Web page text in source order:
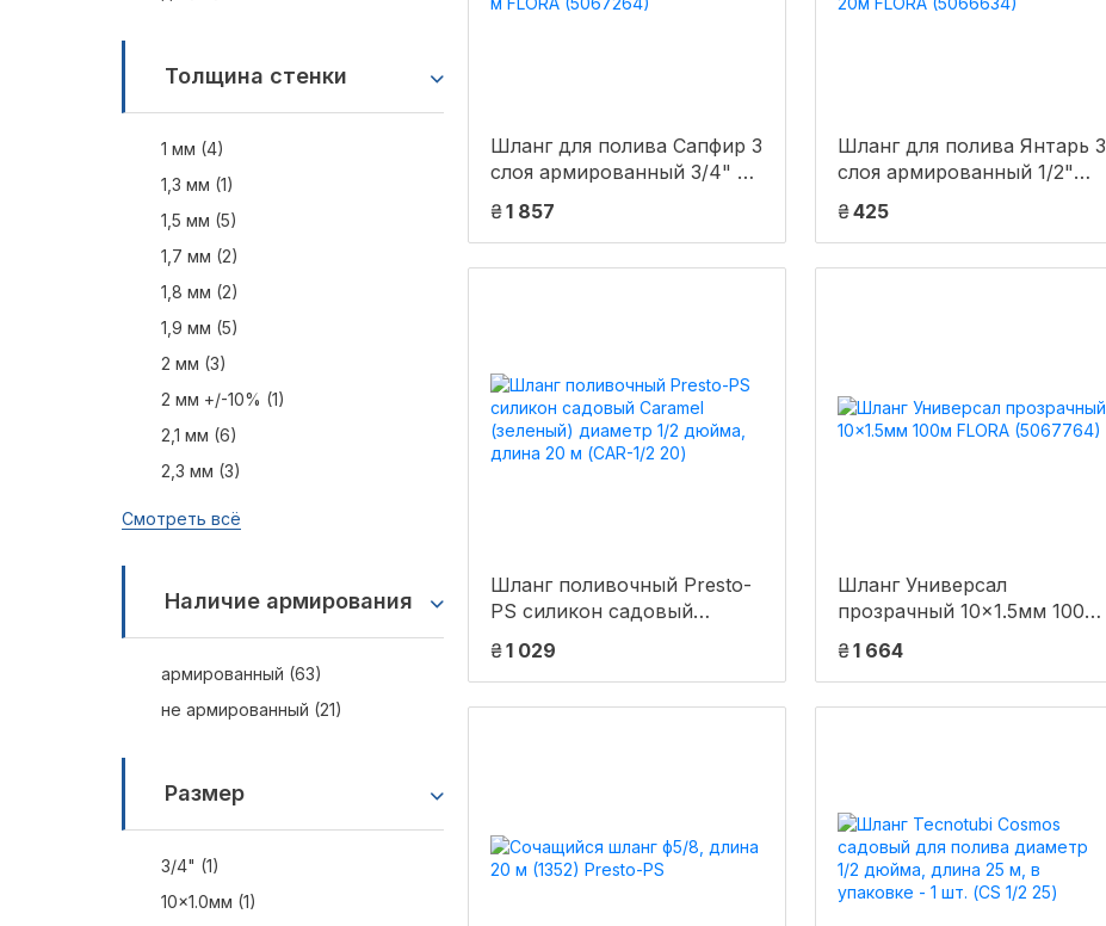
Толщина стенки
1 мм (4)
1,3 мм (1)
1,5 мм (5)
1,7 мм (2)
1,8 мм (2)
1,9 мм (5)
2 мм (3)
2 мм +/-10% (1)
2,1 мм (6)
2,3 мм (3)
Смотреть всё
Наличие армирования
армированный (63)
не армированный (21)
Размер
3/4" (1)
10×1.0мм (1)
Шланг для полива Сапфир 3
слоя армированный 3/4" 50
м FLORA (5067264)
₴1 857
Шланг для полива Янтарь 3
слоя армированный 1/2"
20м FLORA (5066634)
₴425
Шланг поливочный Presto-
PS силикон садовый
Caramel (зеленый) диаметр
1/2 дюйма, длина 20 м
(CAR-1/2 20)
₴1 029
Шланг Универсал
прозрачный 10×1.5мм 100м
FLORA (5067764)
₴1 664